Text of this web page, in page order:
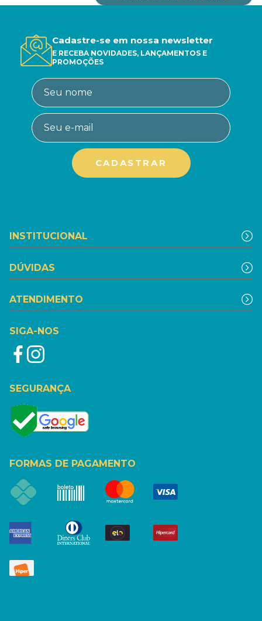
Cadastre-se em nossa newsletter
E RECEBA NOVIDADES, LANÇAMENTOS E
PROMOÇÕES
INSTITUCIONAL
DÚVIDAS
ATENDIMENTO
SIGA-NOS
SEGURANÇA
FORMAS DE PAGAMENTO